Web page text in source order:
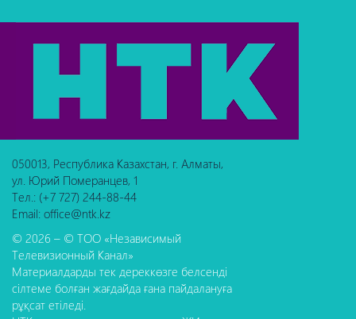
050013, Республика Казахстан, г. Алматы,
ул. Юрий Померанцев, 1
Тел.: (+7 727) 244-88-44
Email: office@ntk.kz
© 2026 – © ТОО «Независимый
Телевизионный Канал»
Материалдарды тек дереккөзге белсенді
сілтеме болған жағдайда ғана пайдалануға
рұқсат етіледі.